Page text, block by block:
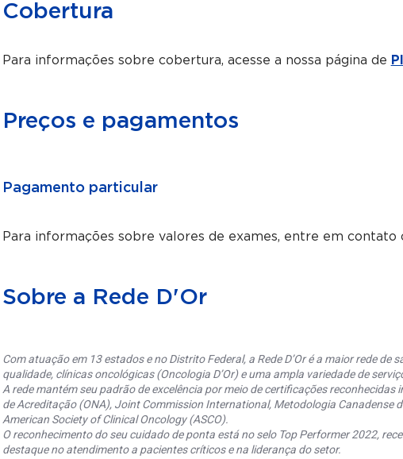
Cobertura
Para informações sobre cobertura, acesse a nossa página de
Preços e pagamentos
Pagamento particular
Para informações sobre valores de exames, entre em contato
Sobre a Rede D'Or
Com atuação em 13 estados e no Distrito Federal, a Rede D’Or é a maior rede de
qualidade, clínicas oncológicas (Oncologia D’Or) e uma ampla variedade de
A rede mantém seu padrão de excelência por meio de certificações
de Acreditação (ONA), Joint Commission International, Metodologia Canadense
American Society of Clinical Oncology (ASCO).
O reconhecimento do seu cuidado de ponta está no selo Top Performer 2022,
destaque no atendimento a pacientes críticos e na liderança do setor.